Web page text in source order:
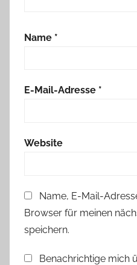
h
Name *
E-Mail-Adresse *
Website
Name, E-Mail-
Browser für meinen
speichern.
Benachrichtige mich